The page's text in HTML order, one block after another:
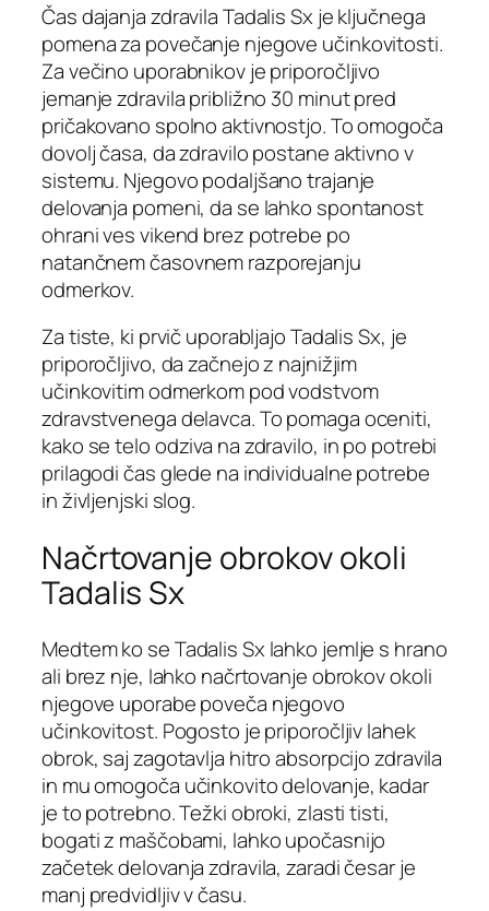
Čas dajanja zdravila Tadalis Sx je ključnega
pomena za povečanje njegove učinkovitosti.
Za večino uporabnikov je priporočljivo
jemanje zdravila približno 30 minut pred
pričakovano spolno aktivnostjo. To omogoča
dovolj časa, da zdravilo postane aktivno v
sistemu. Njegovo podaljšano trajanje
delovanja pomeni, da se lahko spontanost
ohrani ves vikend brez potrebe po
natančnem časovnem razporejanju
odmerkov.
Za tiste, ki prvič uporabljajo Tadalis Sx, je
priporočljivo, da začnejo z najnižjim
učinkovitim odmerkom pod vodstvom
zdravstvenega delavca. To pomaga oceniti,
kako se telo odziva na zdravilo, in po potrebi
prilagodi čas glede na individualne potrebe
in življenjski slog.
Načrtovanje obrokov okoli
Tadalis Sx
Medtem ko se Tadalis Sx lahko jemlje s hrano
ali brez nje, lahko načrtovanje obrokov okoli
njegove uporabe poveča njegovo
učinkovitost. Pogosto je priporočljiv lahek
obrok, saj zagotavlja hitro absorpcijo zdravila
in mu omogoča učinkovito delovanje, kadar
je to potrebno. Težki obroki, zlasti tisti,
bogati z maščobami, lahko upočasnijo
začetek delovanja zdravila, zaradi česar je
manj predvidljiv v času.